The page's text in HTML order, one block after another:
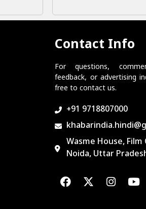
Contact Info
For questions,
feedback, or advertising
free to contact us.
+91 9718807000
Wasme House, Film
Noida, Uttar